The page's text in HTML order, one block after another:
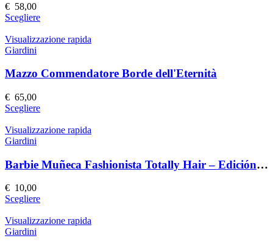
scelte
nella
pagina
prodotto
€ 58,00
ScegliereQuesto
ha
Le
scelte
nella
pagina
prodotto
Visualizzazione rapida
Giardini
Mazzo Commendatore Borde dell'Eternità
€ 65,00
ScegliereQuesto
ha
Le
opzioni
scelte
nella
pagina
Visualizzazione rapida
Giardini
Barbie Muñeca Fashionista Totally Hair – Edición Speciale
€ 10,00
ScegliereQuesto
ha
Visualizzazione rapida
Giardini